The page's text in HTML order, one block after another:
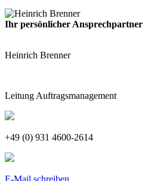
Ihr persönlicher Ansprechpartner
Heinrich Brenner
Leitung Auftragsmanagement
+49 (0) 931 4600-2614
E-Mail schreiben